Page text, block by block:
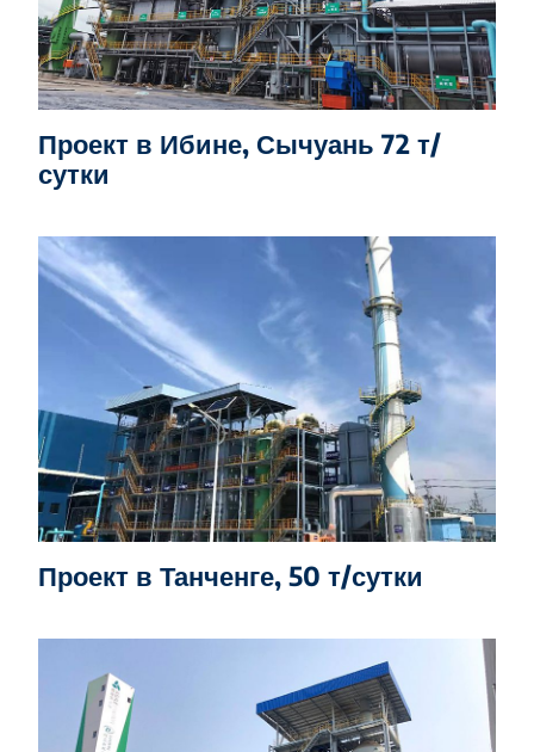
Проект в Ибине, Сычуань 72 т/
сутки
Проект в Танченге, 50 т/сутки